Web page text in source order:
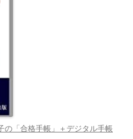
「合格手帳」＋デジタル手帳